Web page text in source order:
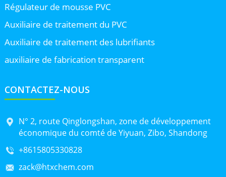
Régulateur de mousse PVC
Auxiliaire de traitement du PVC
Auxiliaire de traitement des lubrifiants
auxiliaire de fabrication transparent
CONTACTEZ-NOUS
N° 2, route Qinglongshan, zone de développement
économique du comté de Yiyuan, Zibo, Shandong
+8615805330828
zack@htxchem.com